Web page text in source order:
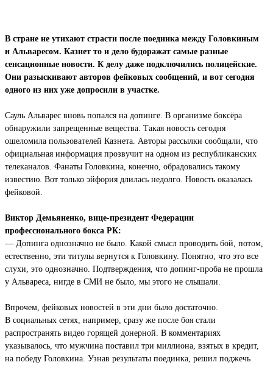
В стране не утихают страсти после поединка между Головкиным
и Альваресом. Казнет то и дело будоражат самые разные
сенсационные новости. К делу даже подключились полицейские.
Они разыскивают авторов фейковых сообщений, и вот сегодня
одного из них уже допросили в участке.
Сауль Альварес вновь попался на допинге. В организме боксёра
обнаружили запрещенные вещества. Такая новость сегодня
ошеломила пользователей Казнета. Авторы рассылки сообщали, что
официальная информация прозвучит на одном из республиканских
телеканалов. Фанаты Головкина, конечно, обрадовались такому
известию. Вот только эйфория длилась недолго. Новость оказалась
фейковой.
Виктор Демьяненко, вице-президент Федерации
профессионального бокса РК:
— Допинга однозначно не было. Какой смысл проводить бой, потом,
естественно, эти титулы вернутся к Головкину. Понятно, что это все
слухи, это однозначно. Подтверждения, что допинг-проба не прошла
у Альвареса, нигде в СМИ не было, мы этого не слышали.
Впрочем, фейковых новостей в эти дни было достаточно.
В социальных сетях, например, сразу же после боя стали
распространять видео горящей донерной. В комментариях
указывалось, что мужчина поставил три миллиона, взятых в кредит,
на победу Головкина. Узнав результаты поединка, решил поджечь